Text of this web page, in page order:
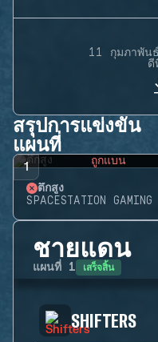
11 กุมภาพัน
ดี
สรุปการแข่งขัน
แผนที่
1 ถูกแบน
ตึกสูง
SPACESTATION GAMING
ชายแดน
แผนที่ 1 เสร็จสิ้น
SHIFTERS